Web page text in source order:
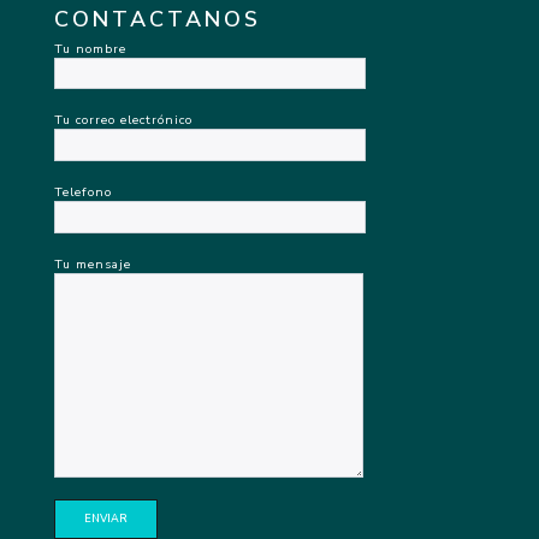
CONTACTANOS
Tu nombre
Tu correo electrónico
Telefono
Tu mensaje